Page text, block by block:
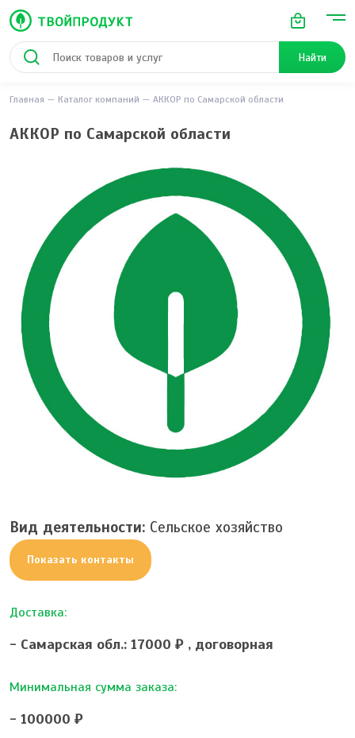
Найти
Главная Каталог компаний АККОР по Самарской области
АККОР по Самарской области
Вид деятельности: Сельское хозяйство
Показать контакты
Доставка:
- Самарская обл.: 17000 ₽ , договорная
Минимальная сумма заказа:
- 100000 ₽